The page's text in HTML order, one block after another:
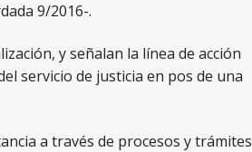
9/2016-.
y señalan la línea de acción
servicio de justicia en pos de una
a través de procesos y trámites